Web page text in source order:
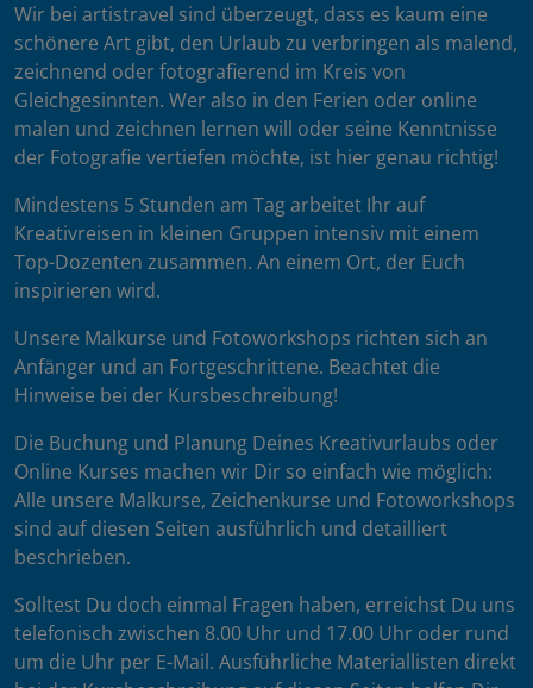
Wir bei artistravel sind überzeugt, dass es kaum eine
schönere Art gibt, den Urlaub zu verbringen als malend,
zeichnend oder fotografierend im Kreis von
Gleichgesinnten. Wer also in den Ferien oder online
malen und zeichnen lernen will oder seine Kenntnisse
der Fotografie vertiefen möchte, ist hier genau richtig!
Mindestens 5 Stunden am Tag arbeitet Ihr auf
Kreativreisen in kleinen Gruppen intensiv mit einem
Top-Dozenten zusammen. An einem Ort, der Euch
inspirieren wird.
Unsere Malkurse und Fotoworkshops richten sich an
Anfänger und an Fortgeschrittene. Beachtet die
Hinweise bei der Kursbeschreibung!
Die Buchung und Planung Deines Kreativurlaubs oder
Online Kurses machen wir Dir so einfach wie möglich:
Alle unsere Malkurse, Zeichenkurse und Fotoworkshops
sind auf diesen Seiten ausführlich und detailliert
beschrieben.
Solltest Du doch einmal Fragen haben, erreichst Du uns
telefonisch zwischen 8.00 Uhr und 17.00 Uhr oder rund
um die Uhr per E-Mail. Ausführliche Materiallisten direkt